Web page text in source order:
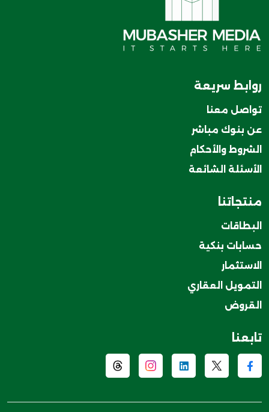
روابط سريعة
تواصل معنا
عن بنوك مباشر
الشروط والأحكام
الأسئلة الشائعة
منتجاتنا
البطاقات
حسابات بنكية
الاستثمار
التمويل العقاري
القروض
تابعنا